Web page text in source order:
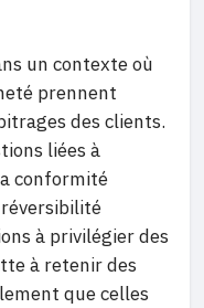
un contexte où
prennent
des clients.
liées à
conformité
à privilégier des
à retenir des
que celles